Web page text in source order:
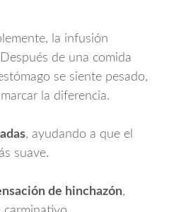
la infusión
de una comida
se siente pesado,
la diferencia.
, ayudando a que el
suave.
de hinchazón,